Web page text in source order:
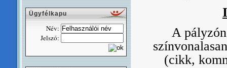
A
(cikk,
Ügyfélkapu
Név:
Jelszó: